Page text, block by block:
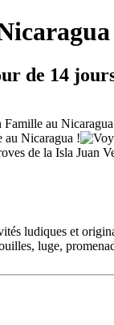
de 14
ludiques et
luge,